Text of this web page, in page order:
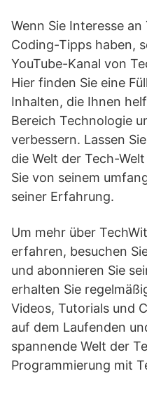
Wenn Sie Interesse
Coding-Tipps haben,
YouTube-Kanal von
Hier finden Sie eine
Inhalten, die Ihnen
Bereich Technologie
verbessern. Lassen
die Welt der Tech-
Sie von seinem
seiner Erfahrung.
Um mehr über
erfahren, besuchen
und abonnieren Sie
erhalten Sie
Videos, Tutorials und
auf dem Laufenden
spannende Welt der
Programmierung mit